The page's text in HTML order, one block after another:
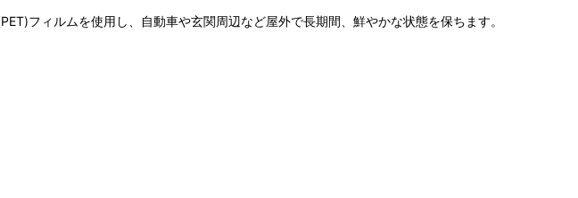
フィルムを使用し、自動車や玄関周辺など屋外で長期間、鮮やかな状態を保ちます。